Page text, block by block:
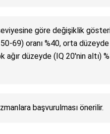
göre değişiklik
69) oranı %40, orta
ağır düzeyde (IQ 20'nin altı)
başvurulması önerilir.